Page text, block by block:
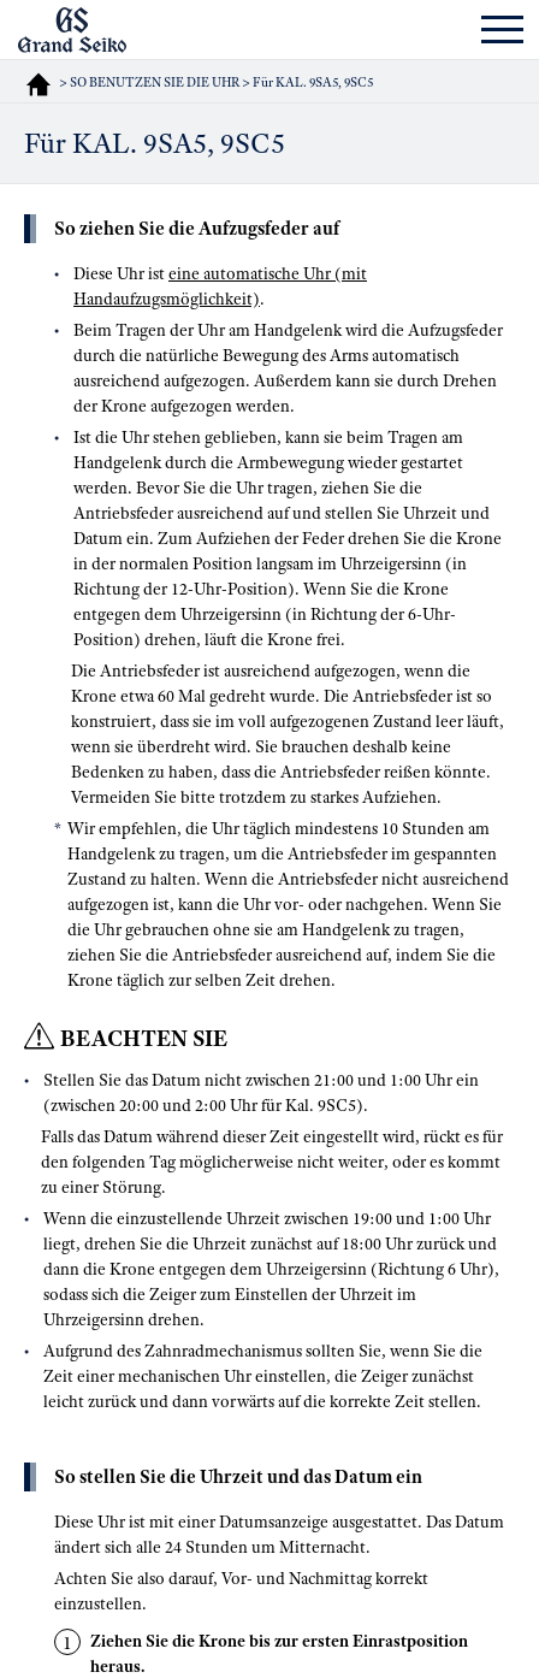
> SO BENUTZEN SIE DIE UHR > Für KAL. 9SA5, 9SC5
Für KAL. 9SA5, 9SC5
So ziehen Sie die Aufzugsfeder auf
Diese Uhr isteine automatische Uhr (mit
Handaufzugsmöglichkeit).
Beim Tragen der Uhr am Handgelenk wird die Aufzugsfeder
durch die natürliche Bewegung des Arms automatisch
ausreichend aufgezogen. Außerdem kann sie durch Drehen
der Krone aufgezogen werden.
Ist die Uhr stehen geblieben, kann sie beim Tragen am
Handgelenk durch die Armbewegung wieder gestartet
werden. Bevor Sie die Uhr tragen, ziehen Sie die
Antriebsfeder ausreichend auf und stellen Sie Uhrzeit und
Datum ein. Zum Aufziehen der Feder drehen Sie die Krone
in der normalen Position langsam im Uhrzeigersinn (in
Richtung der 12-Uhr-Position). Wenn Sie die Krone
entgegen dem Uhrzeigersinn (in Richtung der 6-Uhr-
Position) drehen, läuft die Krone frei.
Die Antriebsfeder ist ausreichend aufgezogen, wenn die
Krone etwa 60 Mal gedreht wurde. Die Antriebsfeder ist so
konstruiert, dass sie im voll aufgezogenen Zustand leer läuft,
wenn sie überdreht wird. Sie brauchen deshalb keine
Bedenken zu haben, dass die Antriebsfeder reißen könnte.
Vermeiden Sie bitte trotzdem zu starkes Aufziehen.
Wir empfehlen, die Uhr täglich mindestens 10 Stunden am
Handgelenk zu tragen, um die Antriebsfeder im gespannten
Zustand zu halten. Wenn die Antriebsfeder nicht ausreichend
aufgezogen ist, kann die Uhr vor- oder nachgehen. Wenn Sie
die Uhr gebrauchen ohne sie am Handgelenk zu tragen,
ziehen Sie die Antriebsfeder ausreichend auf, indem Sie die
Krone täglich zur selben Zeit drehen.
BEACHTEN SIE
Stellen Sie das Datum nicht zwischen 21:00 und 1:00 Uhr ein
(zwischen 20:00 und 2:00 Uhr für Kal. 9SC5).
Falls das Datum während dieser Zeit eingestellt wird, rückt es für
den folgenden Tag möglicherweise nicht weiter, oder es kommt
zu einer Störung.
Wenn die einzustellende Uhrzeit zwischen 19:00 und 1:00 Uhr
liegt, drehen Sie die Uhrzeit zunächst auf 18:00 Uhr zurück und
dann die Krone entgegen dem Uhrzeigersinn (Richtung 6 Uhr),
sodass sich die Zeiger zum Einstellen der Uhrzeit im
Uhrzeigersinn drehen.
Aufgrund des Zahnradmechanismus sollten Sie, wenn Sie die
Zeit einer mechanischen Uhr einstellen, die Zeiger zunächst
leicht zurück und dann vorwärts auf die korrekte Zeit stellen.
So stellen Sie die Uhrzeit und das Datum ein
Diese Uhr ist mit einer Datumsanzeige ausgestattet. Das Datum
ändert sich alle 24 Stunden um Mitternacht.
Achten Sie also darauf, Vor- und Nachmittag korrekt
einzustellen.
Ziehen Sie die Krone bis zur ersten Einrastposition
heraus.